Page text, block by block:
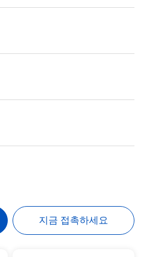
지금 접촉하세요